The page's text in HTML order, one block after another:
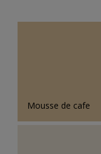
Mousse de cafe